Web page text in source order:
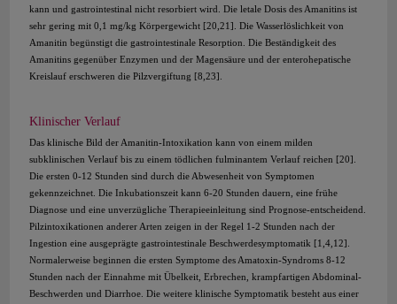
kann und gastrointestinal nicht resorbiert wird. Die letale Dosis des Amanitins ist
sehr gering mit 0,1 mg/kg Körpergewicht [20,21]. Die Wasserlöslichkeit von
Amanitin begünstigt die gastrointestinale Resorption. Die Beständigkeit des
Amanitins gegenüber Enzymen und der Magensäure und der enterohepatische
Kreislauf erschweren die Pilzvergiftung [8,23].
Klinischer Verlauf
Das klinische Bild der Amanitin-Intoxikation kann von einem milden
subklinischen Verlauf bis zu einem tödlichen fulminantem Verlauf reichen [20].
Die ersten 0-12 Stunden sind durch die Abwesenheit von Symptomen
gekennzeichnet. Die Inkubationszeit kann 6-20 Stunden dauern, eine frühe
Diagnose und eine unverzügliche Therapieeinleitung sind Prognose-entscheidend.
Pilzintoxikationen anderer Arten zeigen in der Regel 1-2 Stunden nach der
Ingestion eine ausgeprägte gastrointestinale Beschwerdesymptomatik [1,4,12].
Normalerweise beginnen die ersten Symptome des Amatoxin-Syndroms 8-12
Stunden nach der Einnahme mit Übelkeit, Erbrechen, krampfartigen Abdominal-
Beschwerden und Diarrhoe. Die weitere klinische Symptomatik besteht aus einer